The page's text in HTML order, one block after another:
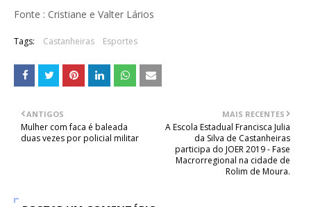
Fonte : Cristiane e Valter Lários
Tags: Castanheiras Esportes
MAIS RECENTES
A Escola Estadual Francisca Julia
da Silva de Castanheiras
participa do JOER 2019 - Fase
Macrorregional na cidade de
Rolim de Moura.
ANTIGOS
Mulher com faca é baleada
duas vezes por policial militar